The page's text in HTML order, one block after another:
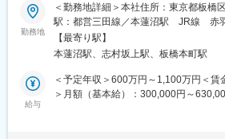
・投資家、評価機関、顧客等からの
■働き方の魅力：
残業時間は月平均30H程度です。就業
年間（予定）の教育期間経過後はリモ
■業務内容：
日本本社の人事として、人事戦略に基
画から実行までをお任せします。
日本の法令対応や人事課題にも主体的
す。
また、国内関係会社の人事と連携し、
ていただきます。
勤務地
＜勤務地詳細＞本社住所：東京都板橋
駅：都営三田線／本蓮沼駅 JR線 赤羽
全面禁煙変更の範囲：会社の定める事業
【最寄り駅】
本蓮沼駅、志村坂上駅、板橋本町駅
給与
＜予定年収＞600万円～1,100万円＜賃
＞月額（基本給）：300,000円～